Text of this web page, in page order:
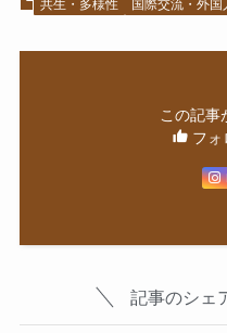
共生・多様性 国際交流・外国
この記事
フォ
記事のシェ